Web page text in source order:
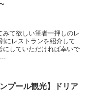
て欲しい筆者一押しのレ
にレストランを紹介して
にしていただければ幸いで
ンプール観光】ドリア